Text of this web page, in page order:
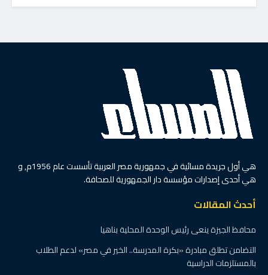
هي أول جريدة مسائية في جمهورية مصر العربية تأسست عام 1956م, و
هي أحدى إصدارات مؤسسة دار الجمهورية للصحافة.
أحدث المقالات
محافظ الجيزة ينعى رئيس الوحدة المحلية بناهيا
التضامن تطلق مبادرة «بكرة المدرسة.. الخير في مصر» لدعم الطلاب
بالمستلزمات الدراسية